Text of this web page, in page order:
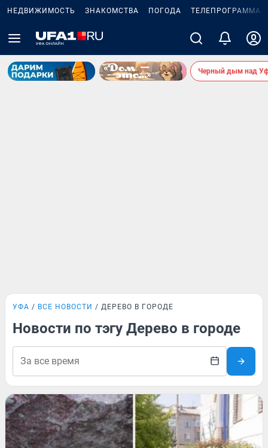
НЕДВИЖИМОСТЬ ЗНАКОМСТВА ПОГОДА ТЕЛЕПРОГРАММА
Черный дым над
УФА ВСЕ НОВОСТИ ДЕРЕВО В ГОРОДЕ
Новости по тэгу Дерево в городе